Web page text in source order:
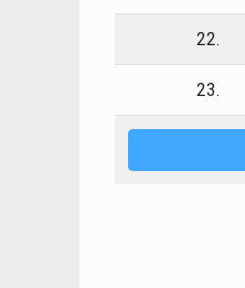
22.
23.